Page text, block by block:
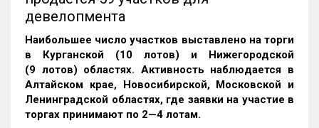
девелопмента
Наибольшее число участков выставлено на торги
в Курганской (10 лотов) и Нижегородской
(9 лотов) областях. Активность наблюдается в
Алтайском крае, Новосибирской, Московской и
Ленинградской областях, где заявки на участие в
торгах принимают по 2—4 лотам.